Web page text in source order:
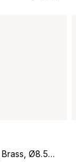
모도 Rof 벽걸이 변기 브러시, Brass, Ø8.5x49 cm